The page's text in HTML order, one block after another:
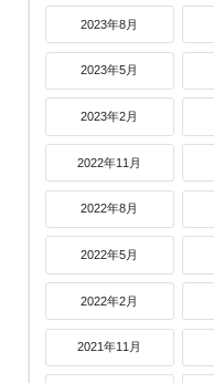
2023年8月
2023年5月
2023年2月
2022年11月
2022年8月
2022年5月
2022年2月
2021年11月